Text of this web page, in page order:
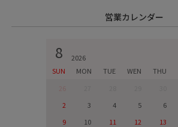
営業カレンダー
8 2026
SUN MON TUE WEN THU
2
3 4 5 6
9
10 11 12 13